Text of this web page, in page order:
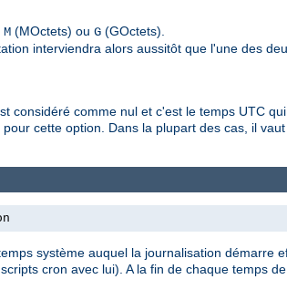
M (MOctets) ou G (GOctets).
interviendra alors aussitôt que l'une des
considéré comme nul et c'est le temps UTC
pour cette option. Dans la plupart des cas, il
système auquel la journalisation démarre
cron avec lui). A la fin de chaque temps